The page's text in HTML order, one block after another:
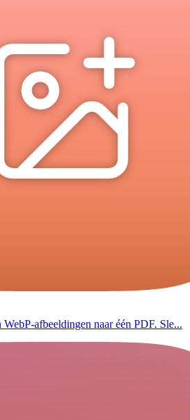
afbeeldingen naar één PDF. Sle...